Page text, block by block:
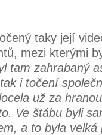
taky její
mezi kterými
tam zahrabaný
i točení
už za
Ve štábu byli
a to byla velká